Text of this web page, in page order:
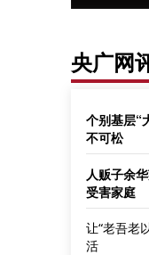
央广网
个别基层“
不可松
人贩子余
受害家庭
让“老吾老
活